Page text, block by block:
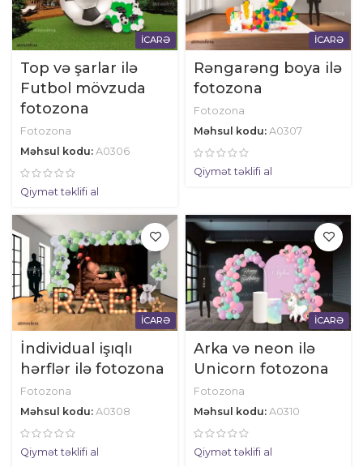
İCARƏ
Top və şarlar ilə
Futbol mövzuda
fotozona
Fotozona
Məhsul kodu: A0306
Qiymət təklifi al
İCARƏ
Rəngarəng boya ilə
fotozona
Fotozona
Məhsul kodu: A0307
Qiymət təklifi al
İCARƏ
İndividual işıqlı
hərflər ilə fotozona
Fotozona
Məhsul kodu: A0308
Qiymət təklifi al
İCARƏ
Arka və neon ilə
Unicorn fotozona
Fotozona
Məhsul kodu: A0310
Qiymət təklifi al